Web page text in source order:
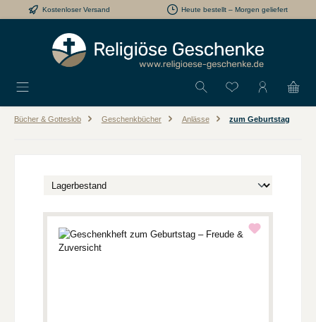
Zum Hauptinhalt springen
Kostenloser Versand Heute bestellt – Morgen geliefert
Du hast 0
Bücher & Gotteslob Geschenkbücher Anlässe zum Geburtstag